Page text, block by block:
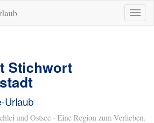
ein-/
Stichwort
Urlaub
und Ostsee - Eine Region zum Verlieben.